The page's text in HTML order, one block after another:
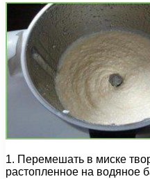
1. Перемешать в миске
растопленное на водяное